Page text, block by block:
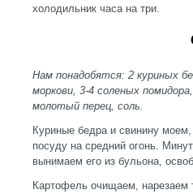
холодильник часа на три.
Нам понадобятся: 2 куриных
моркови, 3-4 соленых
молотый перец, соль.
Куриные бедра и свинину
посуду на средний огонь.
вынимаем его из бульона,
Картофель очищаем, нарезаем